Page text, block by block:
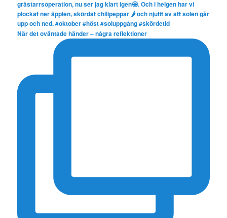
När det oväntade händer – några reflektioner